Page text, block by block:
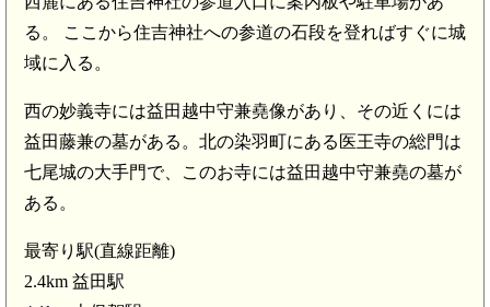
る。 ここから住吉神社への参道の石段を登ればすぐに城
域に入る。
西の妙義寺には益田越中守兼堯像があり、その近くには
益田藤兼の墓がある。北の染羽町にある医王寺の総門は
七尾城の大手門で、このお寺には益田越中守兼堯の墓が
ある。
最寄り駅(直線距離)
2.4km 益田駅
石見津田駅(5.5km)